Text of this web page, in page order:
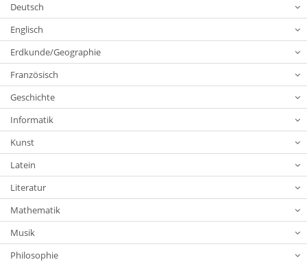
Deutsch
Englisch
Erdkunde/Geographie
Französisch
Geschichte
Informatik
Kunst
Latein
Literatur
Mathematik
Musik
Philosophie